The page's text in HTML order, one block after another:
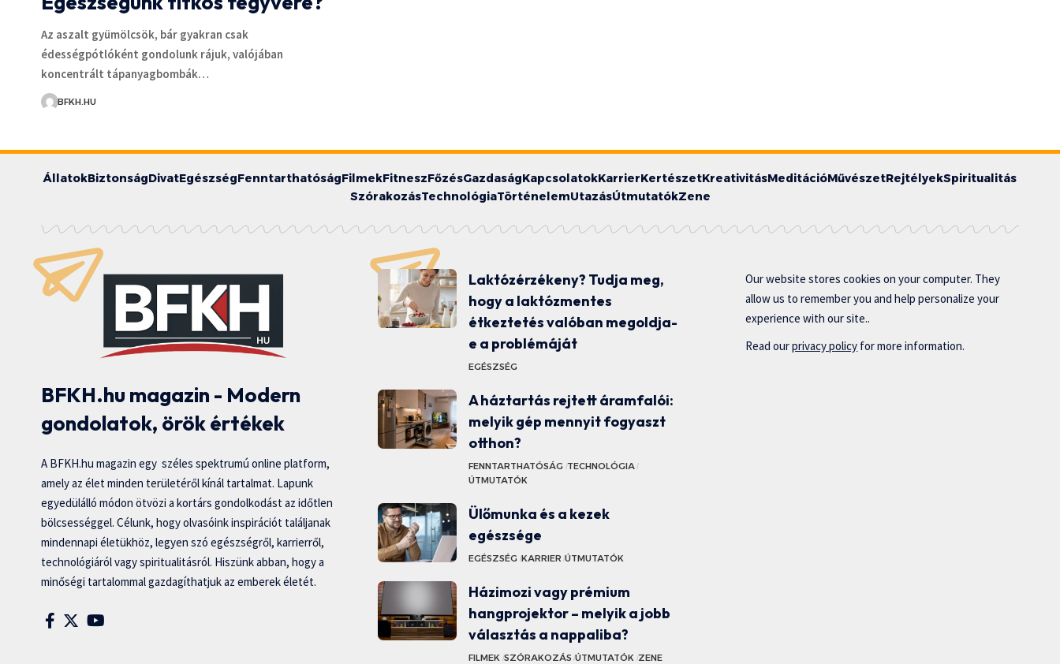
Az aszalt gyümölcsök, bár gyakran csak
édességpótlóként gondolunk rájuk, valójában
koncentrált tápanyagbombák…
BFKH.HU
ÁllatokBiztonságDivatEgészségFenntarthatóságFilmekFitneszFőzésGazdaságKapcsolatokKarrierKertészetKreativitásMeditációMűvészetRejtélyekSpiritualitás
SzórakozásTechnológiaTörténelemUtazásÚtmutatókZene
BFKH.hu magazin - Modern
gondolatok, örök értékek
A BFKH.hu magazin egy széles spektrumú online platform,
amely az élet minden területéről kínál tartalmat. Lapunk
egyedülálló módon ötvözi a kortárs gondolkodást az időtlen
bölcsességgel. Célunk, hogy olvasóink inspirációt találjanak
mindennapi életükhöz, legyen szó egészségről, karrierről,
technológiáról vagy spiritualitásról. Hiszünk abban, hogy a
minőségi tartalommal gazdagíthatjuk az emberek életét.
Laktózérzékeny? Tudja meg,
hogy a laktózmentes
étkeztetés valóban megoldja-
e a problémáját
EGÉSZSÉG
A háztartás rejtett áramfalói:
melyik gép mennyit fogyaszt
otthon?
FENNTARTHATÓSÁG TECHNOLÓGIA
ÚTMUTATÓK
Ülőmunka és a kezek
egészsége
EGÉSZSÉG KARRIER ÚTMUTATÓK
Házimozi vagy prémium
hangprojektor – melyik a jobb
választás a nappaliba?
FILMEK SZÓRAKOZÁS ÚTMUTATÓK ZENE
Our website stores cookies on your computer. They
allow us to remember you and help personalize your
experience with our site..
Read ourprivacy policy for more information.